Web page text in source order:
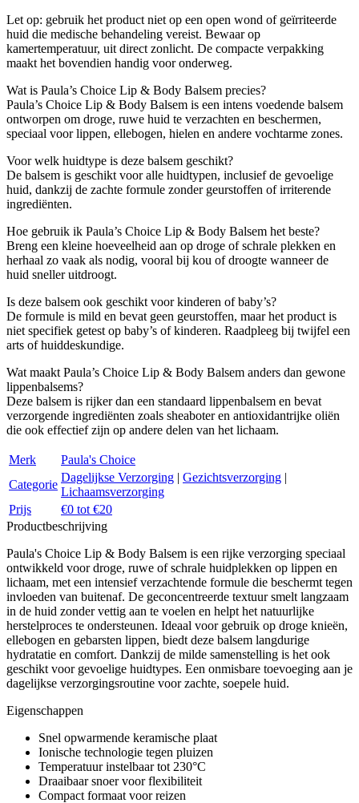
Let op: gebruik het product niet op een open wond of geïrriteerde
huid die medische behandeling vereist. Bewaar op
kamertemperatuur, uit direct zonlicht. De compacte verpakking
maakt het bovendien handig voor onderweg.
Wat is Paula’s Choice Lip & Body Balsem precies?
Paula’s Choice Lip & Body Balsem is een intens voedende balsem
ontworpen om droge, ruwe huid te verzachten en beschermen,
speciaal voor lippen, ellebogen, hielen en andere vochtarme zones.
Voor welk huidtype is deze balsem geschikt?
De balsem is geschikt voor alle huidtypen, inclusief de gevoelige
huid, dankzij de zachte formule zonder geurstoffen of irriterende
ingrediënten.
Hoe gebruik ik Paula’s Choice Lip & Body Balsem het beste?
Breng een kleine hoeveelheid aan op droge of schrale plekken en
herhaal zo vaak als nodig, vooral bij kou of droogte wanneer de
huid sneller uitdroogt.
Is deze balsem ook geschikt voor kinderen of baby’s?
De formule is mild en bevat geen geurstoffen, maar het product is
niet specifiek getest op baby’s of kinderen. Raadpleeg bij twijfel een
arts of huiddeskundige.
Wat maakt Paula’s Choice Lip & Body Balsem anders dan gewone
lippenbalsems?
Deze balsem is rijker dan een standaard lippenbalsem en bevat
verzorgende ingrediënten zoals sheaboter en antioxidantrijke oliën
die ook effectief zijn op andere delen van het lichaam.
Merk
Paula's Choice
Categorie
Dagelijkse Verzorging | Gezichtsverzorging |
Lichaamsverzorging
Prijs
€0 tot €20
Productbeschrijving
Paula's Choice Lip & Body Balsem is een rijke verzorging speciaal
ontwikkeld voor droge, ruwe of schrale huidplekken op lippen en
lichaam, met een intensief verzachtende formule die beschermt tegen
invloeden van buitenaf. De geconcentreerde textuur smelt langzaam
in de huid zonder vettig aan te voelen en helpt het natuurlijke
herstelproces te ondersteunen. Ideaal voor gebruik op droge knieën,
ellebogen en gebarsten lippen, biedt deze balsem langdurige
hydratatie en comfort. Dankzij de milde samenstelling is het ook
geschikt voor gevoelige huidtypes. Een onmisbare toevoeging aan je
dagelijkse verzorgingsroutine voor zachte, soepele huid.
Eigenschappen
Snel opwarmende keramische plaat
Ionische technologie tegen pluizen
Temperatuur instelbaar tot 230°C
Draaibaar snoer voor flexibiliteit
Compact formaat voor reizen